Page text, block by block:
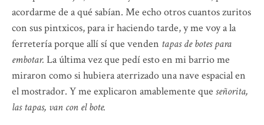
acordarme de a qué sabían. Me echo otros cuantos zuritos
con sus pintxicos, para ir haciendo tarde, y me voy a la
ferretería porque allí sí que venden tapas de botes para
embotar. La última vez que pedí esto en mi barrio me
miraron como si hubiera aterrizado una nave espacial en
el mostrador. Y me explicaron amablemente que señorita,
las tapas, van con el bote.